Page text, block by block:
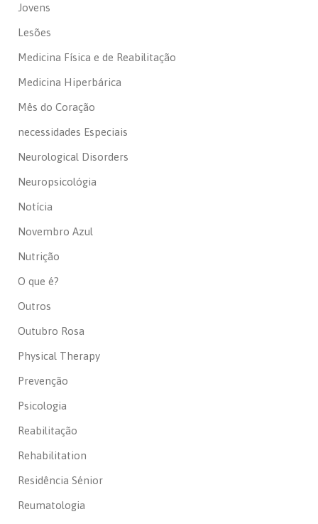
Jovens
Lesões
Medicina Física e de Reabilitação
Medicina Hiperbárica
Mês do Coração
necessidades Especiais
Neurological Disorders
Neuropsicológia
Notícia
Novembro Azul
Nutrição
O que é?
Outros
Outubro Rosa
Physical Therapy
Prevenção
Psicologia
Reabilitação
Rehabilitation
Residência Sénior
Reumatologia